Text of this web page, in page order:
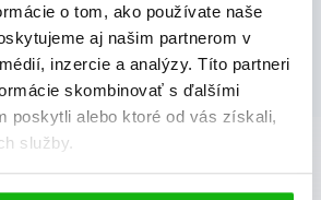
o tom, ako používate naše
aj našim partnerom v
inzercie a analýzy. Títo partneri
skombinovať s ďalšími
poskytli alebo ktoré od vás získali,
služby.
newsletter
knižný hit práve vychádza, na aký